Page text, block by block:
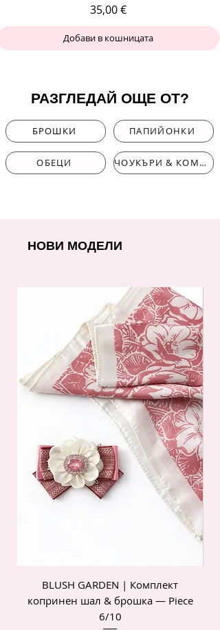
Цена
35,00 €
Добави в кошницата
РАЗГЛЕДАЙ ОЩЕ ОТ?
БРОШКИ ПАПИЙОНКИ
ОБЕЦИ ЧОУКЪРИ & КОМПЛЕКТИ
НОВИ МОДЕЛИ
BLUSH GARDEN | Комплект
копринен шал & брошка — Piece
6/10